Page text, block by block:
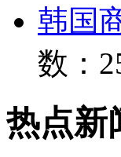
韩国
数：
热点新